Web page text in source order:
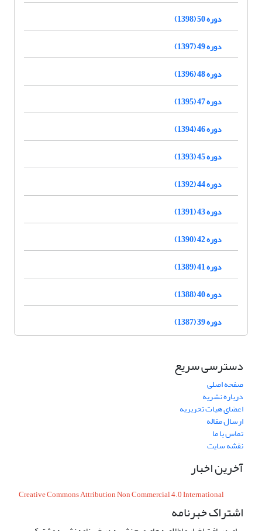
دوره 50 (1398)
دوره 49 (1397)
دوره 48 (1396)
دوره 47 (1395)
دوره 46 (1394)
دوره 45 (1393)
دوره 44 (1392)
دوره 43 (1391)
دوره 42 (1390)
دوره 41 (1389)
دوره 40 (1388)
دوره 39 (1387)
دسترسی سریع
صفحه اصلی
درباره نشریه
اعضای هیات تحریریه
ارسال مقاله
تماس با ما
نقشه سایت
آخرین اخبار
Creative Commons Attribution Non Commercial 4.0 International
اشتراک خبرنامه